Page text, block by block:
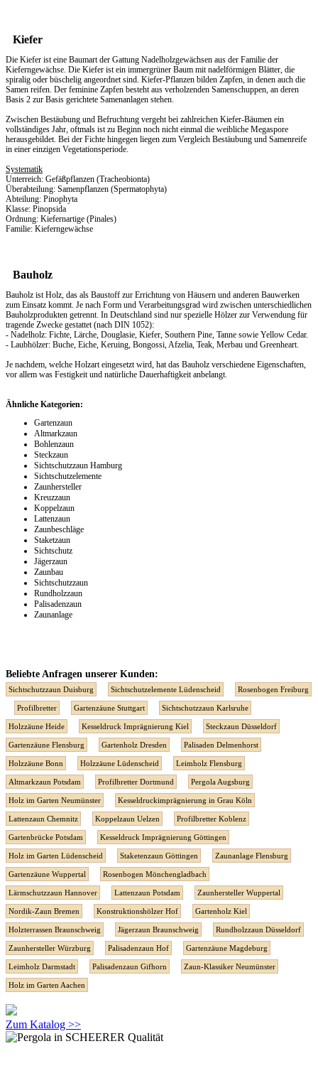
Kiefer
Die Kiefer ist eine Baumart der Gattung Nadelholzgewächsen aus der Familie der
Kieferngewächse. Die Kiefer ist ein immergrüner Baum mit nadelförmigen Blätter, die
spiralig oder büschelig angeordnet sind. Kiefer-Pflanzen bilden Zapfen, in denen auch die
Samen reifen. Der feminine Zapfen besteht aus verholzenden Samenschuppen, an deren
Basis 2 zur Basis gerichtete Samenanlagen stehen.
Zwischen Bestäubung und Befruchtung vergeht bei zahlreichen Kiefer-Bäumen ein
vollständiges Jahr, oftmals ist zu Beginn noch nicht einmal die weibliche Megaspore
herausgebildet. Bei der Fichte hingegen liegen zum Vergleich Bestäubung und Samenreife
in einer einzigen Vegetationsperiode.
Systematik
Unterreich: Gefäßpflanzen (Tracheobionta)
Überabteilung: Samenpflanzen (Spermatophyta)
Abteilung: Pinophyta
Klasse: Pinopsida
Ordnung: Kiefernartige (Pinales)
Familie: Kieferngewächse
Bauholz
Bauholz ist Holz, das als Baustoff zur Errichtung von Häusern und anderen Bauwerken
zum Einsatz kommt. Je nach Form und Verarbeitungsgrad wird zwischen unterschiedlichen
Bauholzprodukten getrennt. In Deutschland sind nur spezielle Hölzer zur Verwendung für
tragende Zwecke gestattet (nach DIN 1052):
- Nadelholz: Fichte, Lärche, Douglasie, Kiefer, Southern Pine, Tanne sowie Yellow Cedar.
- Laubhölzer: Buche, Eiche, Keruing, Bongossi, Afzelia, Teak, Merbau und Greenheart.
Je nachdem, welche Holzart eingesetzt wird, hat das Bauholz verschiedene Eigenschaften,
vor allem was Festigkeit und natürliche Dauerhaftigkeit anbelangt.
Ähnliche Kategorien:
Gartenzaun
Altmarkzaun
Bohlenzaun
Steckzaun
Sichtschutzzaun Hamburg
Sichtschutzelemente
Zaunhersteller
Kreuzzaun
Koppelzaun
Lattenzaun
Zaunbeschläge
Staketzaun
Sichtschutz
Jägerzaun
Zaunbau
Sichtschutzzaun
Rundholzzaun
Palisadenzaun
Zaunanlage
Beliebte Anfragen unserer Kunden:
Sichtschutzzaun Duisburg Sichtschutzelemente Lüdenscheid Rosenbogen Freiburg
Profilbretter Gartenzäune Stuttgart Sichtschutzzaun Karlsruhe
Holzzäune Heide Kesseldruck Imprägnierung Kiel Steckzaun Düsseldorf
Gartenzäune Flensburg Gartenholz Dresden Palisaden Delmenhorst
Holzzäune Bonn Holzzäune Lüdenscheid Leimholz Flensburg
Altmarkzaun Potsdam Profilbretter Dortmund Pergola Augsburg
Holz im Garten Neumünster Kesseldruckimprägnierung in Grau Köln
Lattenzaun Chemnitz Koppelzaun Uelzen Profilbretter Koblenz
Gartenbrücke Potsdam Kesseldruck Imprägnierung Göttingen
Holz im Garten Lüdenscheid Staketenzaun Göttingen Zaunanlage Flensburg
Gartenzäune Wuppertal Rosenbogen Mönchengladbach
Lärmschutzzaun Hannover Lattenzaun Potsdam Zaunhersteller Wuppertal
Nordik-Zaun Bremen Konstruktionshölzer Hof Gartenholz Kiel
Holzterrassen Braunschweig Jägerzaun Braunschweig Rundholzzaun Düsseldorf
Zaunhersteller Würzburg Palisadenzaun Hof Gartenzäune Magdeburg
Leimholz Darmstadt Palisadenzaun Gifhorn Zaun-Klassiker Neumünster
Holz im Garten Aachen
Zum Katalog >>